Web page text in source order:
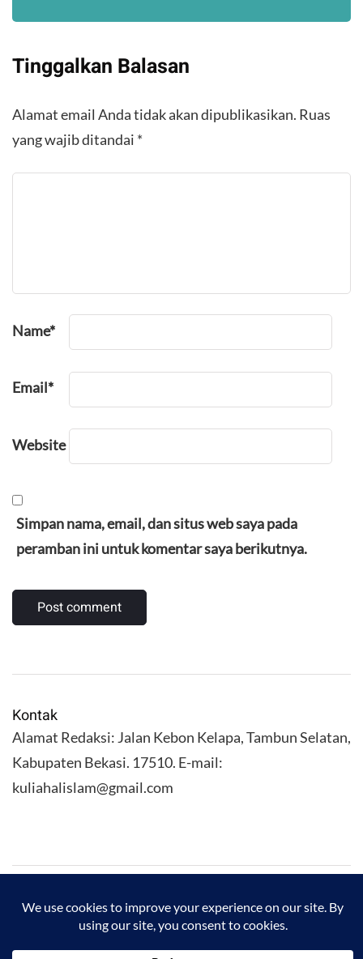
Tinggalkan Balasan
Alamat email Anda tidak akan dipublikasikan. Ruas
yang wajib ditandai *
Name*
Email*
Website
Simpan nama, email, dan situs web saya pada
peramban ini untuk komentar saya berikutnya.
Kontak
Alamat Redaksi: Jalan Kebon Kelapa, Tambun Selatan,
Kabupaten Bekasi. 17510. E-mail:
kuliahalislam@gmail.com
KULIAHALISLAM.COM Copyright (C) 2026